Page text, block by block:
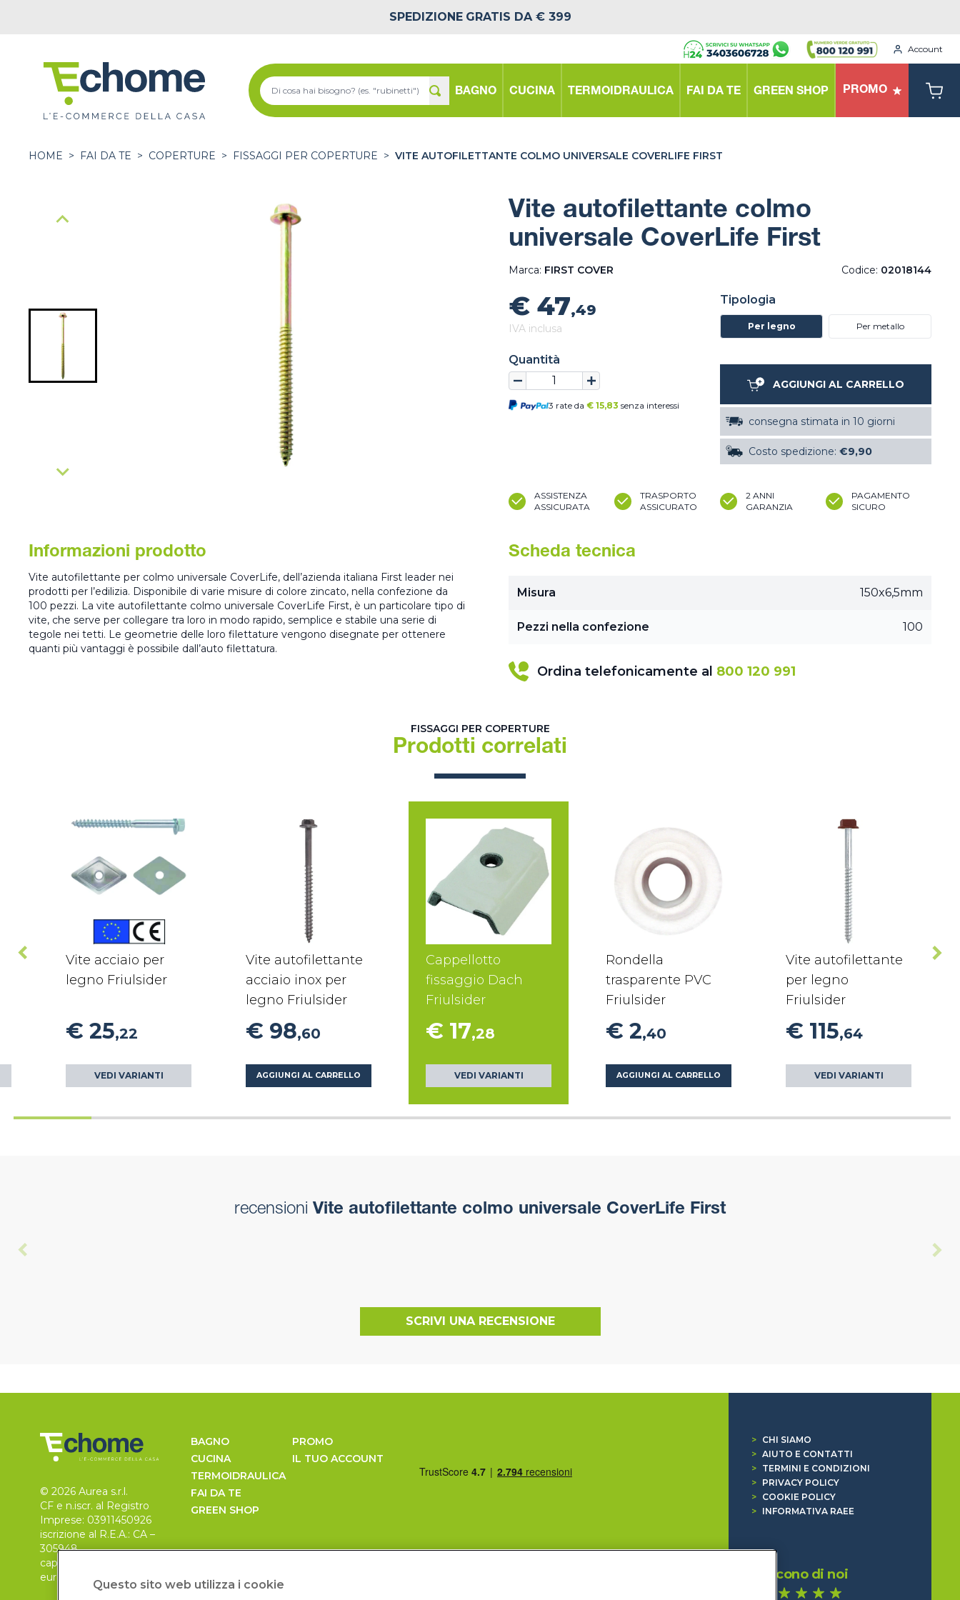
SPEDIZIONE GRATIS DA € 399
Account
BAGNO CUCINA TERMOIDRAULICA FAI DA TE GREEN SHOP PROMO
HOME > FAI DA TE > COPERTURE > FISSAGGI PER COPERTURE > VITE AUTOFILETTANTE COLMO UNIVERSALE COVERLIFE FIRST
Vite autofilettante colmo
universale CoverLife First
Marca: FIRST COVER Codice: 02018144
€ 47,49
IVA inclusa
Quantità
3 rate da € 15,83 senza interessi
Tipologia
Per legno Per metallo
AGGIUNGI AL CARRELLO
consegna stimata in 10 giorni
Costo spedizione: €9,90
ASSISTENZA
ASSICURATA
TRASPORTO
ASSICURATO
2 ANNI
GARANZIA
PAGAMENTO
SICURO
Informazioni prodotto
Vite autofilettante per colmo universale CoverLife, dell’azienda italiana First leader nei
prodotti per l’edilizia. Disponibile di varie misure di colore zincato, nella confezione da
100 pezzi. La vite autofilettante colmo universale CoverLife First, è un particolare tipo di
vite, che serve per collegare tra loro in modo rapido, semplice e stabile una serie di
tegole nei tetti. Le geometrie delle loro filettature vengono disegnate per ottenere
quanti più vantaggi è possibile dall’auto filettatura.
Scheda tecnica
Misura 150x6,5mm
Pezzi nella confezione 100
Ordina telefonicamente al 800 120 991
FISSAGGI PER COPERTURE
Prodotti correlati
Vite acciaio per
legno Friulsider
€ 25,22
VEDI VARIANTI
Vite autofilettante
acciaio inox per
legno Friulsider
€ 98,60
AGGIUNGI AL CARRELLO
Cappellotto
fissaggio Dach
Friulsider
€ 17,28
VEDI VARIANTI
Rondella
trasparente PVC
Friulsider
€ 2,40
AGGIUNGI AL CARRELLO
Vite autofilettante
per legno
Friulsider
€ 115,64
VEDI VARIANTI
recensioni Vite autofilettante colmo universale CoverLife First
SCRIVI UNA RECENSIONE
© 2026 Aurea s.r.l.
CF e n.iscr. al Registro
Imprese: 03911450926
iscrizione al R.E.A.: CA –
305948
capitale sociale 30.000
euro, i.v.
BAGNO
CUCINA
TERMOIDRAULICA
FAI DA TE
GREEN SHOP
PROMO
IL TUO ACCOUNT
>
CHI SIAMO
> AIUTO E CONTATTI
>
TERMINI E CONDIZIONI
>
PRIVACY POLICY
>
COOKIE POLICY
>
INFORMATIVA RAEE
Dicono di noi
Questo sito web utilizza i cookie